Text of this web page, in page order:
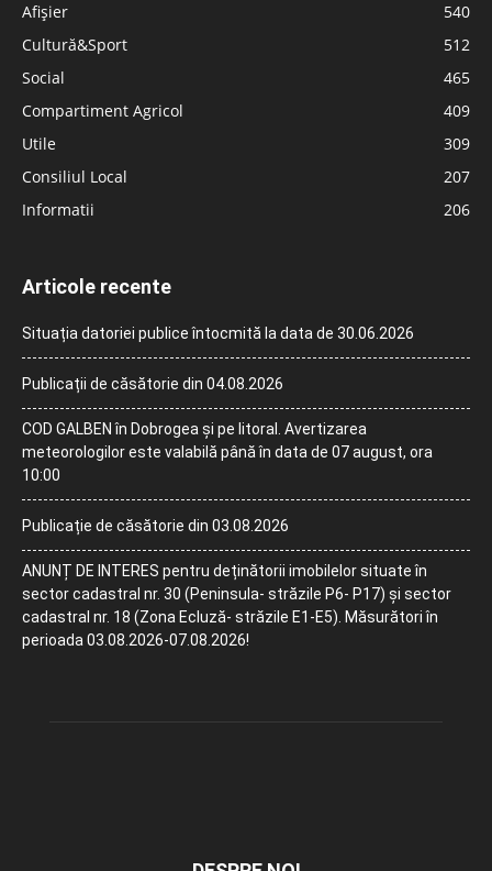
Afișier
540
Cultură&Sport
512
Social
465
Compartiment Agricol
409
Utile
309
Consiliul Local
207
Informatii
206
Articole recente
Situația datoriei publice întocmită la data de 30.06.2026
Publicații de căsătorie din 04.08.2026
COD GALBEN în Dobrogea și pe litoral. Avertizarea
meteorologilor este valabilă până în data de 07 august, ora
10:00
Publicație de căsătorie din 03.08.2026
ANUNȚ DE INTERES pentru deținătorii imobilelor situate în
sector cadastral nr. 30 (Peninsula- străzile P6- P17) și sector
cadastral nr. 18 (Zona Ecluză- străzile E1-E5). Măsurători în
perioada 03.08.2026-07.08.2026!